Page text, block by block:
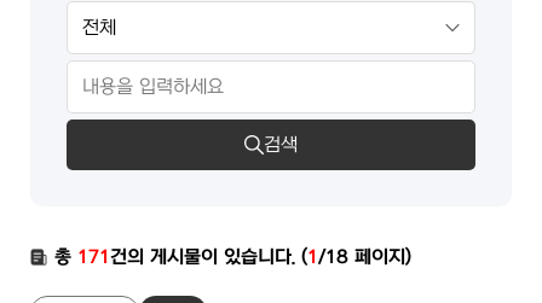
검색
총 171건의 게시물이 있습니다. (1/18 페이지)